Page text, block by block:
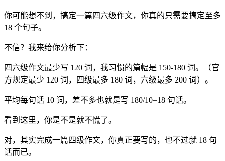
你可能想不到，搞定一篇四六级作文，你真的只需要搞定至多
18 个句子。
不信？我来给你分析下：
四六级作文最少写 120 词，我习惯的篇幅是 150-180 词。（官
方规定最少 120 词，四级最多 180 词，六级最多 200 词）。
平均每句话 10 词，差不多也就是写 180/10=18 句话。
看到这里，你是不是就不慌了。
对，其实完成一篇四级作文，你真正要写的，也不过就 18 句
话而已。